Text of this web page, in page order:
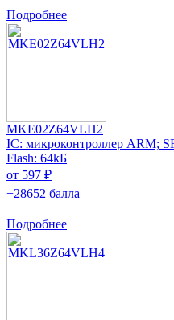
Подробнее
MKE02Z64VLH2
IC: микроконтроллер ARM;
Flash: 64kБ
от 597 ₽
+28652 балла
Подробнее